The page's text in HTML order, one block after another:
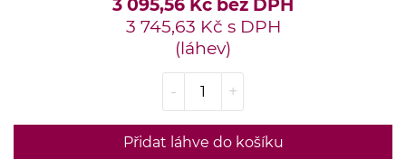
3 095,56 Kč bez DPH
3 745,63 Kč s DPH
(láhev)
- +
Přidat láhve do košíku